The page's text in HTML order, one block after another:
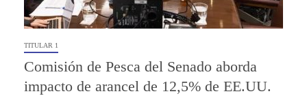
TITULAR 1
Comisión de Pesca del Senado aborda
impacto de arancel de 12,5% de EE.UU.